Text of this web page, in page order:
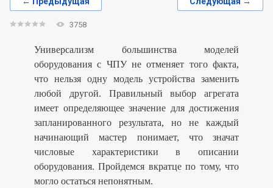
Лизинг и кредит
3758
Универсализм большинства моделей
оборудования с ЧПУ не отменяет того факта,
что нельзя одну модель устройства заменить
любой другой. Правильный выбор агрегата
имеет определяющее значение для достижения
запланированного результата, но не каждый
начинающий мастер понимает, что значат
числовые характеристики в описании
оборудования. Пройдемся вкратце по тому, что
могло остаться непонятным.